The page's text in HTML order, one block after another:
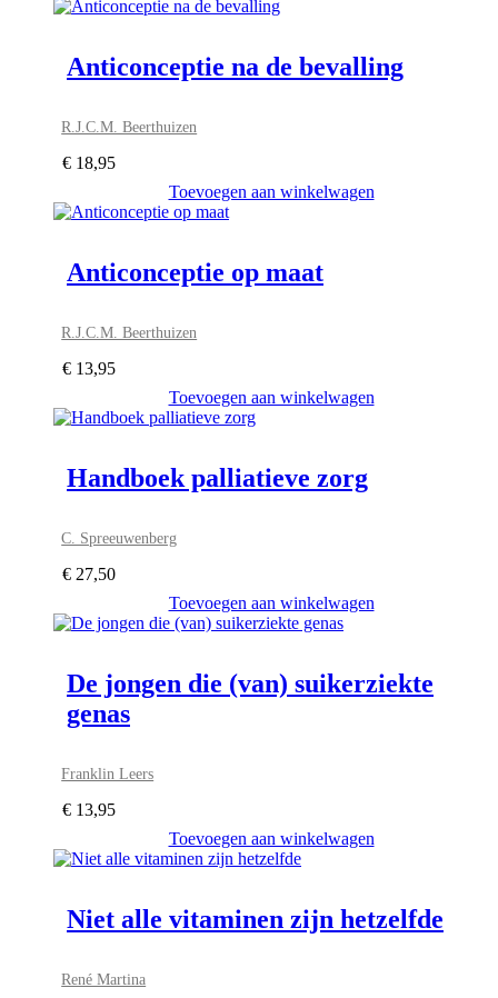
Anticonceptie na de bevalling
R.J.C.M. Beerthuizen
€ 18,95
Toevoegen aan winkelwagen
Anticonceptie op maat
R.J.C.M. Beerthuizen
€ 13,95
Toevoegen aan winkelwagen
Handboek palliatieve zorg
C. Spreeuwenberg
€ 27,50
Toevoegen aan winkelwagen
De jongen die (van) suikerziekte
genas
Franklin Leers
€ 13,95
Toevoegen aan winkelwagen
Niet alle vitaminen zijn hetzelfde
René Martina